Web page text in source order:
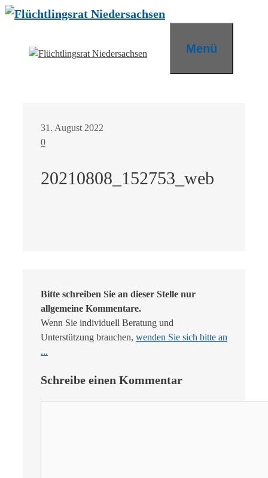
Zum
Menü
31. August 2022
0
20210808_152753_web
Bitte schreiben Sie an dieser Stelle nur
allgemeine Kommentare.
Wenn Sie individuell Beratung und
Unterstützung brauchen, wenden Sie sich bitte an
...
Schreibe einen Kommentar